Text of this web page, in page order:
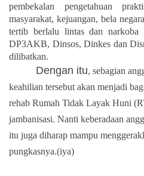
pembekalan pengetahuan
masyarakat, kejuangan, bela
tertib berlalu lintas dan narkoba
DP3AKB, Dinsos, Dinkes dan
dilibatkan.
Dengan itu, sebagian
keahilian tersebut akan menjadi
rehab Rumah Tidak Layak Huni
jambanisasi. Nanti keberadaan
itu juga diharap mampu
pungkasnya.(iya)